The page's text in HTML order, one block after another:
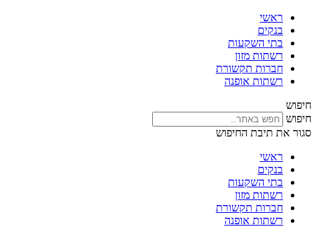
ראשי
בנקים
בתי השקעות
רשתות מזון
חברות תקשורת
רשתות אופנה
חיפוש
חיפוש
סגור את תיבת החיפוש
ראשי
בנקים
בתי השקעות
רשתות מזון
חברות תקשורת
רשתות אופנה